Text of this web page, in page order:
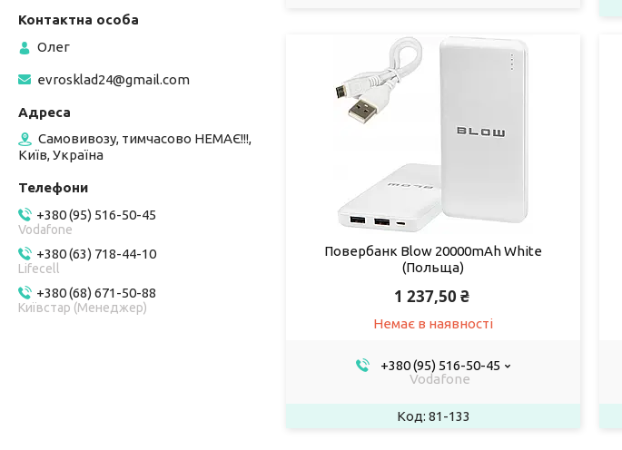
Повербанк Blow 20000mAh White
(Польща)
1 237,50 ₴
Немає в наявності
+380 (95) 516-50-45
Vodafone
81-133
Олег
evrosklad24@gmail.com
Самовивозу, тимчасово НЕМАЄ!!!,
Київ, Україна
+380 (95) 516-50-45
Vodafone
+380 (63) 718-44-10
Lifecell
+380 (68) 671-50-88
Київстар (Менеджер)